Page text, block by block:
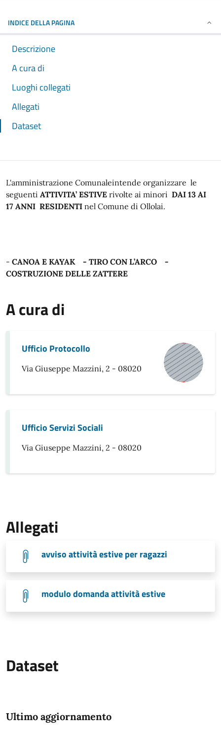
INDICE DELLA PAGINA
Descrizione
A cura di
Luoghi collegati
Allegati
Dataset
L'amministrazione Comunaleintende organizzare le
seguenti ATTIVITA’ ESTIVE rivolte ai minori DAI 13 AI
17 ANNI RESIDENTI nel Comune di Ollolai.
- CANOA E KAYAK - TIRO CON L’ARCO -
COSTRUZIONE DELLE ZATTERE
A cura di
Ufficio Protocollo
Via Giuseppe Mazzini, 2 - 08020
Ufficio Servizi Sociali
Via Giuseppe Mazzini, 2 - 08020
Allegati
avviso attività estive per ragazzi
modulo domanda attività estive
Dataset
Ultimo aggiornamento